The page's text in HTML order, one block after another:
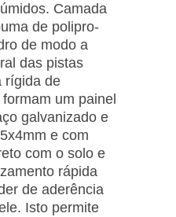
Camada
de polipro­
de modo a
das pistas
rígida de
um painel
galvanizado e
e com
com o solo e
rápida
de aderência
Isto permite